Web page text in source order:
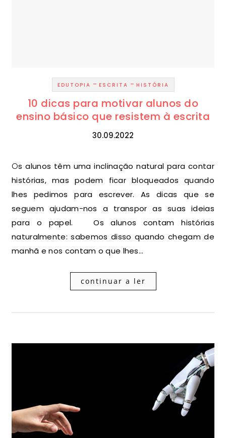
EDUTOPIA - ESCRITA - HISTÓRIA
10 dicas para motivar alunos do
ensino básico que resistem à escrita
30.09.2022
Os alunos têm uma inclinação natural para contar
histórias, mas podem ficar bloqueados quando
lhes pedimos para escrever. As dicas que se
seguem ajudam-nos a transpor as suas ideias
para o papel. Os alunos contam histórias
naturalmente: sabemos disso quando chegam de
manhã e nos contam o que lhes…
continuar a ler